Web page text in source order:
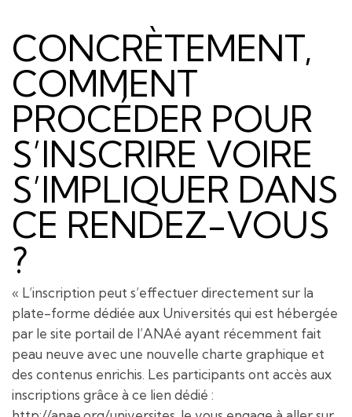
CONCRÈTEMENT,
COMMENT
PROCÉDER POUR
S’INSCRIRE VOIRE
S’IMPLIQUER DANS
CE RENDEZ-VOUS
?
« L’inscription peut s’effectuer directement sur la
plate-forme dédiée aux Universités qui est hébergée
par le site portail de l’ANAé ayant récemment fait
peau neuve avec une nouvelle charte graphique et
des contenus enrichis. Les participants ont accès aux
inscriptions grâce à ce lien dédié :